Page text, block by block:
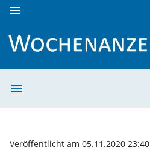
menu
menu
Veröffentlicht am 05.11.2020 23:40